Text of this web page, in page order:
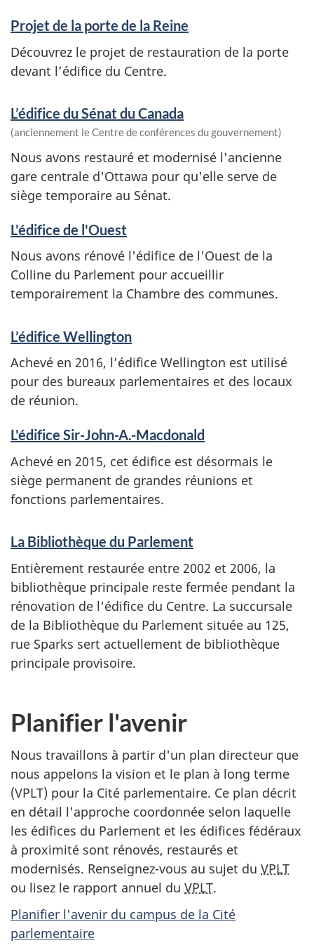
Projet de la porte de la Reine
Découvrez le projet de restauration de la porte
devant l’édifice du Centre.
L’édifice du Sénat du Canada
(anciennement le Centre de conférences du gouvernement)
Nous avons restauré et modernisé l'ancienne
gare centrale d'Ottawa pour qu'elle serve de
siège temporaire au Sénat.
L'édifice de l'Ouest
Nous avons rénové l'édifice de l'Ouest de la
Colline du Parlement pour accueillir
temporairement la Chambre des communes.
L’édifice Wellington
Achevé en 2016, l’édifice Wellington est utilisé
pour des bureaux parlementaires et des locaux
de réunion.
L'édifice Sir-John-A.-Macdonald
Achevé en 2015, cet édifice est désormais le
siège permanent de grandes réunions et
fonctions parlementaires.
La Bibliothèque du Parlement
Entièrement restaurée entre 2002 et 2006, la
bibliothèque principale reste fermée pendant la
rénovation de l'édifice du Centre. La succursale
de la Bibliothèque du Parlement située au 125,
rue Sparks sert actuellement de bibliothèque
principale provisoire.
Planifier l'avenir
Nous travaillons à partir d'un plan directeur que
nous appelons la vision et le plan à long terme
(VPLT) pour la Cité parlementaire. Ce plan décrit
en détail l'approche coordonnée selon laquelle
les édifices du Parlement et les édifices fédéraux
à proximité sont rénovés, restaurés et
modernisés. Renseignez-vous au sujet du VPLT
ou lisez le rapport annuel du VPLT.
Planifier l'avenir du campus de la Cité
parlementaire